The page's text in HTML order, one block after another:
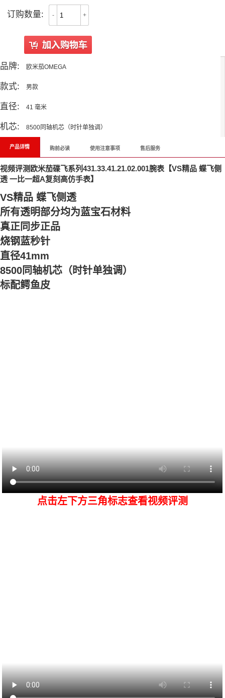
订购数量: - +
品牌: 欧米茄OMEGA
款式: 男款
直径: 41 毫米
机芯: 8500同轴机芯（时针单独调）
产品详情 购前必读 使用注意事项 售后服务
视频评测欧米茄碟飞系列431.33.41.21.02.001腕表【VS精品 蝶飞侧
透 一比一超A复刻高仿手表】
VS精品 蝶飞侧透
所有透明部分均为蓝宝石材料
真正同步正品
烧钢蓝秒针
直径41mm
8500同轴机芯（时针单独调）
标配鳄鱼皮
点击左下方三角标志查看视频评测